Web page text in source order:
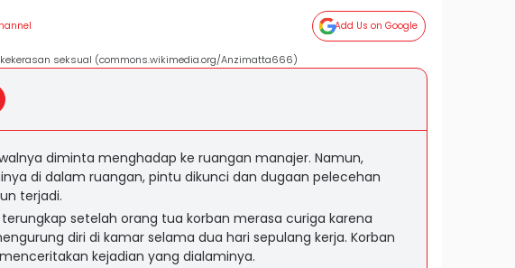
Add Us on Google
seksual (commons.wikimedia.org/Anzimatta666)
diminta menghadap ke ruangan manajer. Namun,
di dalam ruangan, pintu dikunci dan dugaan pelecehan
terjadi.
terungkap setelah orang tua korban merasa curiga karena
diri di kamar selama dua hari sepulang kerja. Korban
kejadian yang dialaminya.